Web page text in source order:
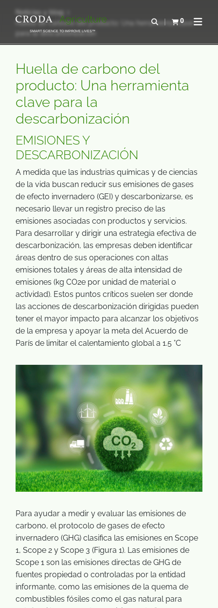
CONTENIDO
MENÚ
SMART SCIENCE TO IMPROVE LIVES™
Abrir 0
Ver carritoAbrir
Noticias y blog
Huella de carbono del producto: Una herramienta clave
para la descarbonización
Huella de carbono del
producto: Una herramienta
clave para la
descarbonización
EMISIONES Y
DESCARBONIZACIÓN
A medida que las industrias químicas y de ciencias
de la vida buscan reducir sus emisiones de gases
de efecto invernadero (GEI) y descarbonizarse, es
necesario llevar un registro preciso de las
emisiones asociadas con productos y servicios.
Para desarrollar y dirigir una estrategia efectiva de
descarbonización, las empresas deben identificar
áreas dentro de sus operaciones con altas
emisiones totales y áreas de alta intensidad de
emisiones (kg CO2e por unidad de material o
actividad). Estos puntos críticos suelen ser donde
las acciones de descarbonización dirigidas pueden
tener el mayor impacto para alcanzar los objetivos
de la empresa y apoyar la meta del Acuerdo de
París de limitar el calentamiento global a 1.5 °C
Para ayudar a medir y evaluar las emisiones de
carbono, el protocolo de gases de efecto
invernadero (GHG) clasifica las emisiones en Scope
1, Scope 2 y Scope 3 (Figura 1). Las emisiones de
Scope 1 son las emisiones directas de GHG de
fuentes propiedad o controladas por la entidad
informante, como las emisiones de la quema de
combustibles fósiles como el gas natural para